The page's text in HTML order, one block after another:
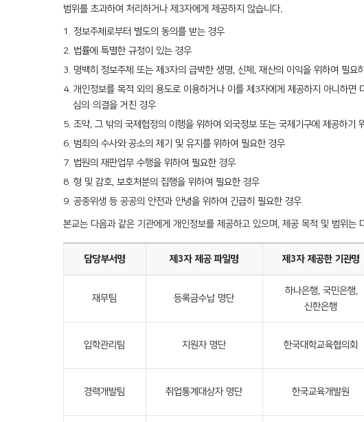
범위를 초과하여 처리하거나 제3자에게 제공하지 않습니다.
1. 정보주체로부터 별도의 동의를 받는 경우
2. 법률에 특별한 규정이 있는 경우
3. 명백히 정보주체 또는 제3자의 급박한 생명, 신체, 재산의 이익을 위하여 필요
4. 개인정보를 목적 외의 용도로 이용하거나 이를 제3자에게 제공하지 아니하면
심의·의결을 거친 경우
5. 조약, 그 밖의 국제협정의 이행을 위하여 외국정보 또는 국제기구에 제공하기
6. 범죄의 수사와 공소의 제기 및 유지를 위하여 필요한 경우
7. 법원의 재판업무 수행을 위하여 필요한 경우
8. 형 및 감호, 보호처분의 집행을 위하여 필요한 경우
9. 공중위생 등 공공의 안전과 안녕을 위하여 긴급히 필요한 경우
본교는 다음과 같은 기관에게 개인정보를 제공하고 있으며, 제공 목적 및 범위는
담당부서명 제3자 제공 파일명 제3자 제공한 기관명
재무팀 등록금수납 명단
하나은행, 국민은행,
신한은행
입학관리팀 지원자 명단 한국대학교육협의회
경력개발팀 취업통계대상자 명단 한국교육개발원